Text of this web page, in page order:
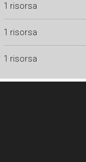
1 risorsa
1 risorsa
1 risorsa